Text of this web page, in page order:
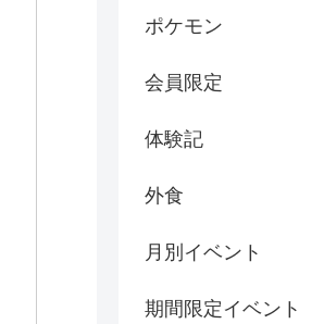
ポケモン
会員限定
体験記
外食
月別イベント
期間限定イベント